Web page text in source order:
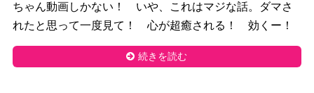
ちゃん動画しかない！ いや、これはマジな話。ダマさ
れたと思って一度見て！ 心が超癒される！ 効くー！
続きを読む